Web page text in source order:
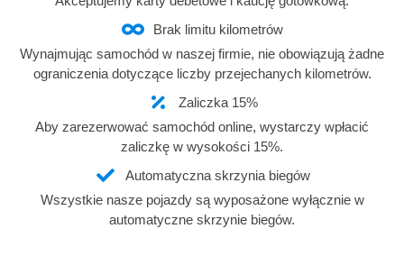
Brak limitu kilometrów
Wynajmując samochód w naszej firmie, nie obowiązują żadne
ograniczenia dotyczące liczby przejechanych kilometrów.
Zaliczka 15%
Aby zarezerwować samochód online, wystarczy wpłacić
zaliczkę w wysokości 15%.
Automatyczna skrzynia biegów
Wszystkie nasze pojazdy są wyposażone wyłącznie w
automatyczne skrzynie biegów.